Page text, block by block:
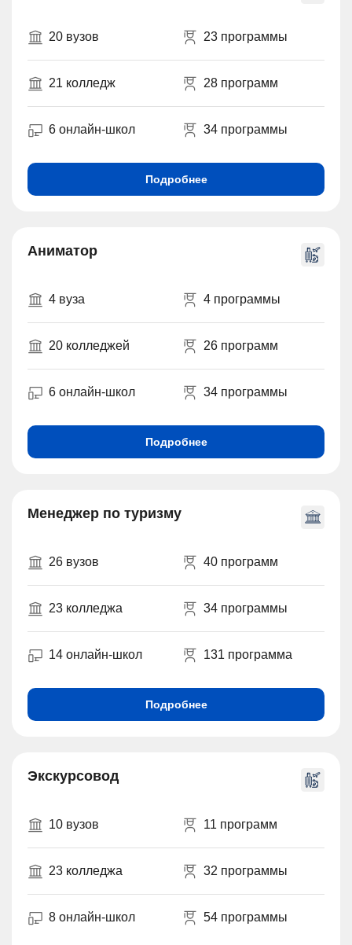
20 вузов 23 программы
21 колледж 28 программ
6 онлайн-школ 34 программы
Подробнее
Аниматор
4 вуза 4 программы
20 колледжей 26 программ
6 онлайн-школ 34 программы
Подробнее
Менеджер по туризму
26 вузов 40 программ
23 колледжа 34 программы
14 онлайн-школ 131 программа
Подробнее
Экскурсовод
10 вузов 11 программ
23 колледжа 32 программы
8 онлайн-школ 54 программы